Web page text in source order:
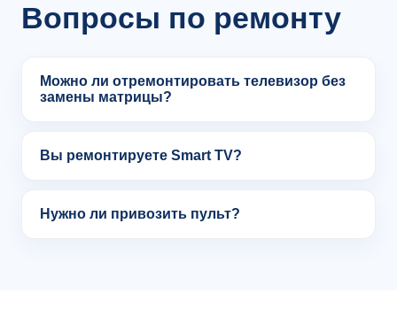
Вопросы по ремонту
Можно ли отремонтировать телевизор без
замены матрицы?
Вы ремонтируете Smart TV?
Нужно ли привозить пульт?